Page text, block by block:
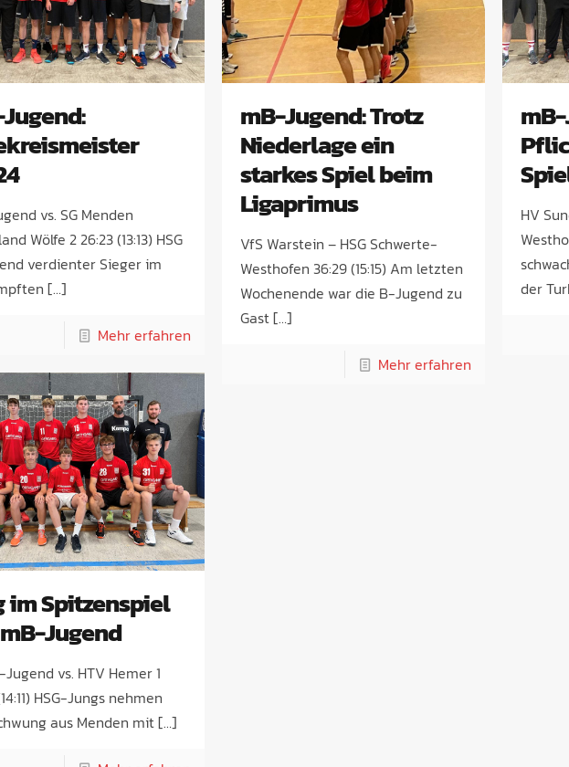
vs. SG Menden
Wölfe 2 26:23 (13:13) HSG
verdienter Sieger im
[…]
Mehr erfahren
mB-Jugend: Trotz
Niederlage ein
starkes Spiel beim
Ligaprimus
VfS Warstein – HSG Schwerte-
Westhofen 36:29 (15:15) Am letzten
Wochenende war die B-Jugend zu
Gast[…]
Mehr erfahren
HV
der
im Spitzenspiel
Jugend
Jugend vs. HTV Hemer 1
HSG-Jungs nehmen
aus Menden mit[…]